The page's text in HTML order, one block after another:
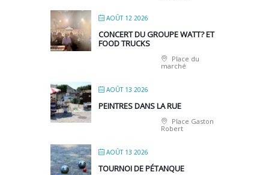
AOÛT 12 2026
CONCERT DU GROUPE WATT? ET
FOOD TRUCKS
Place du
marché
AOÛT 13 2026
PEINTRES DANS LA RUE
Place Gaston
Robert
AOÛT 13 2026
TOURNOI DE PÉTANQUE